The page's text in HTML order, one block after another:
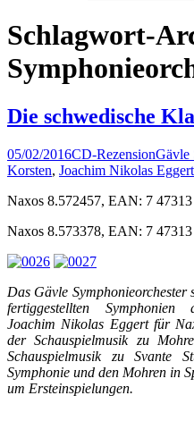
Schlagwort-
Die schwedische
05/02/2016CD-RezensionGävle
Korsten, Joachim Nikolas Eggert
Naxos 8.572457, EAN: 7
Naxos 8.573378, EAN: 7
Das Gävle
fertiggestellten Symphonien
Joachim Nikolas Eggert für
der Schauspielmusik zu
Schauspielmusik zu Svante
Symphonie und den Mohren in
um Ersteinspielungen.